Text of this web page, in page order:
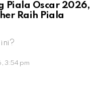
Piala Oscar 2026,
Raih Piala
3:54 pm